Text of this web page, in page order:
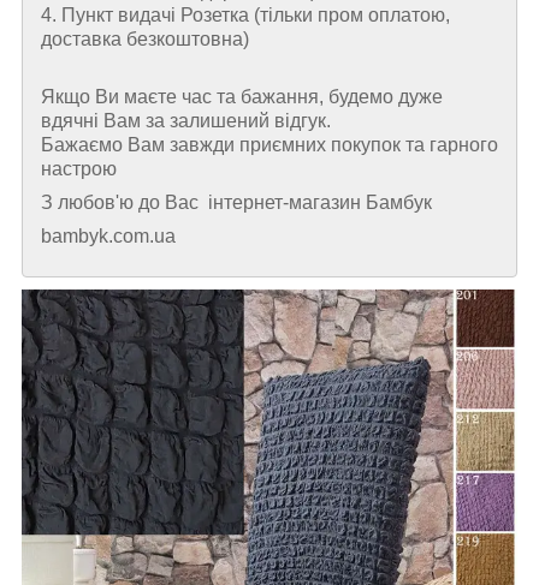
4. Пункт видачі Розетка (тільки пром оплатою,
доставка безкоштовна)
Якщо Ви маєте час та бажання, будемо дуже
вдячні Вам за залишений відгук.
Бажаємо Вам завжди приємних покупок та гарного
настрою
З любов'ю до Вас інтернет-магазин Бамбук
bambyk.com.ua